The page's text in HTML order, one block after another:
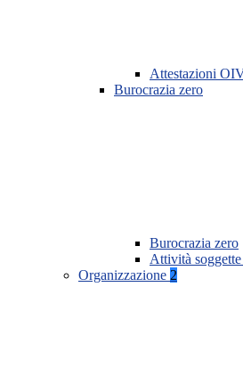
Attestazioni
Burocrazia zero
Burocrazia zero
Attività
Organizzazione 2